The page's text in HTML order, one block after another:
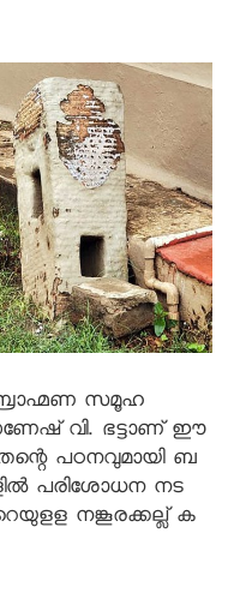
സമൂഹ
വി. ഭട്ടാണ് ഈ
പഠനവുമായി ബ
പരിശോധന നട
നങ്കൂരക്കല്ല് ക